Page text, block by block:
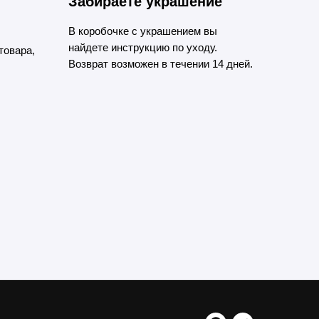
В коробочке с украшением вы
найдете инструкцию по уходу.
Возврат возможен в течении 14 дней.